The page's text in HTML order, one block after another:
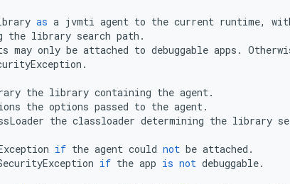
as a jvmti agent to the current runtime,
the library search path .
may only be attached to debuggable apps .
.
the library containing the agent.
the options passed to the agent.
the classloader determining the library
if the agent could not be attached .
if the app is not debuggable.